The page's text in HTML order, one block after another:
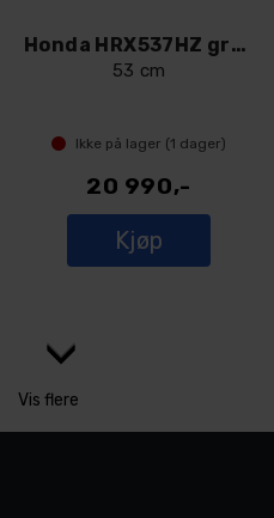
Honda HRX537HZ gressklipper
53 cm
Ikke på lager (1 dager)
20 990,-
Kjøp
Vis flere